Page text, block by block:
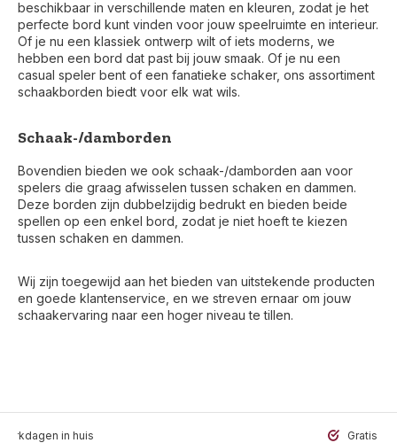
beschikbaar in verschillende maten en kleuren, zodat je het
perfecte bord kunt vinden voor jouw speelruimte en interieur.
Of je nu een klassiek ontwerp wilt of iets moderns, we
hebben een bord dat past bij jouw smaak. Of je nu een
casual speler bent of een fanatieke schaker, ons assortiment
schaakborden biedt voor elk wat wils.
Schaak-/damborden
Bovendien bieden we ook schaak-/damborden aan voor
spelers die graag afwisselen tussen schaken en dammen.
Deze borden zijn dubbelzijdig bedrukt en bieden beide
spellen op een enkel bord, zodat je niet hoeft te kiezen
tussen schaken en dammen.
Wij zijn toegewijd aan het bieden van uitstekende producten
en goede klantenservice, en we streven ernaar om jouw
schaakervaring naar een hoger niveau te tillen.
in huis Gratis